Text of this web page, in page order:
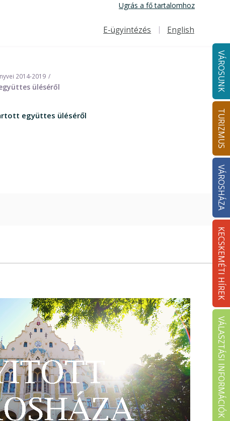
Ugrás a fő tartalomhoz
Felső navigáció
E-ügyintézés English
VÁROSUNK
TURIZMUS
VÁROSHÁZA
KECSKEMÉTI HÍREK
VÁLASZTÁSI INFORMÁCIÓK
2014-2019
üléséről
együttes üléséről